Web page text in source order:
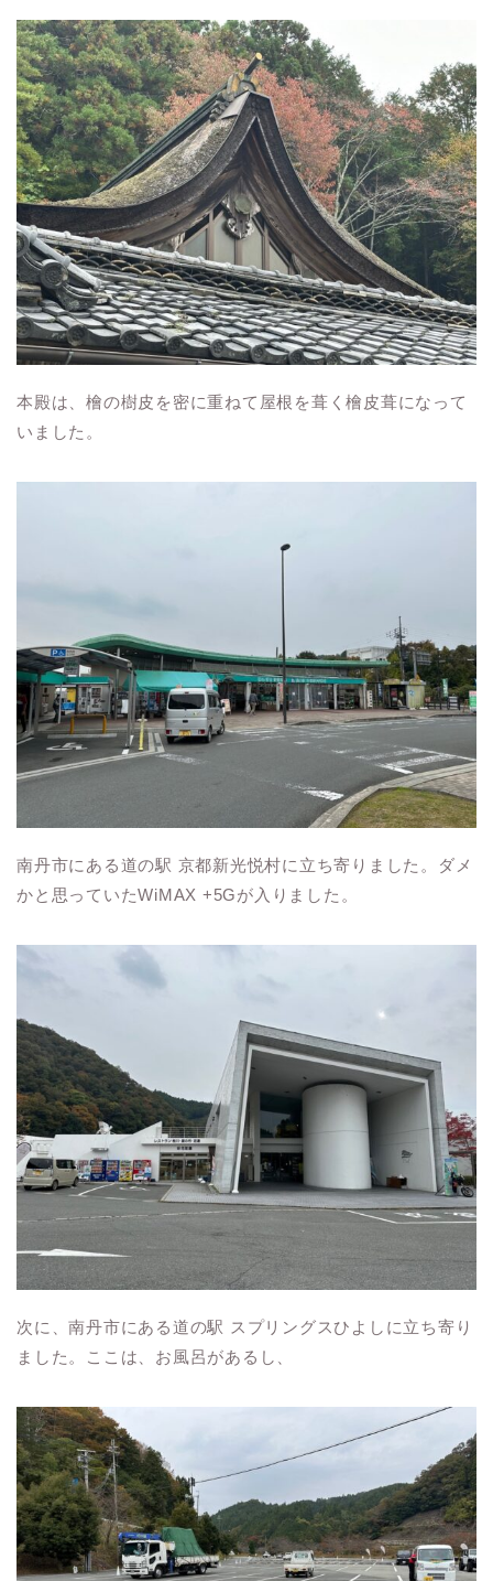
本殿は、檜の樹皮を密に重ねて屋根を葺く檜皮葺になって
いました。
南丹市にある道の駅 京都新光悦村に立ち寄りました。ダメ
かと思っていたWiMAX +5Gが入りました。
次に、南丹市にある道の駅 スプリングスひよしに立ち寄り
ました。ここは、お風呂があるし、